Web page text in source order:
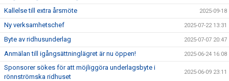
Kallelse till extra årsmöte 2025-09-18
Ny verksamhetschef 2025-07-22 13:31
Byte av ridhusunderlag 2025-07-07 20:47
Anmälan till igångsättninglägret är nu öppen! 2025-06-24 16:08
Sponsorer sökes för att möjliggöra underlagsbyte i
rönnströmska ridhuset
2025-06-09 23:11